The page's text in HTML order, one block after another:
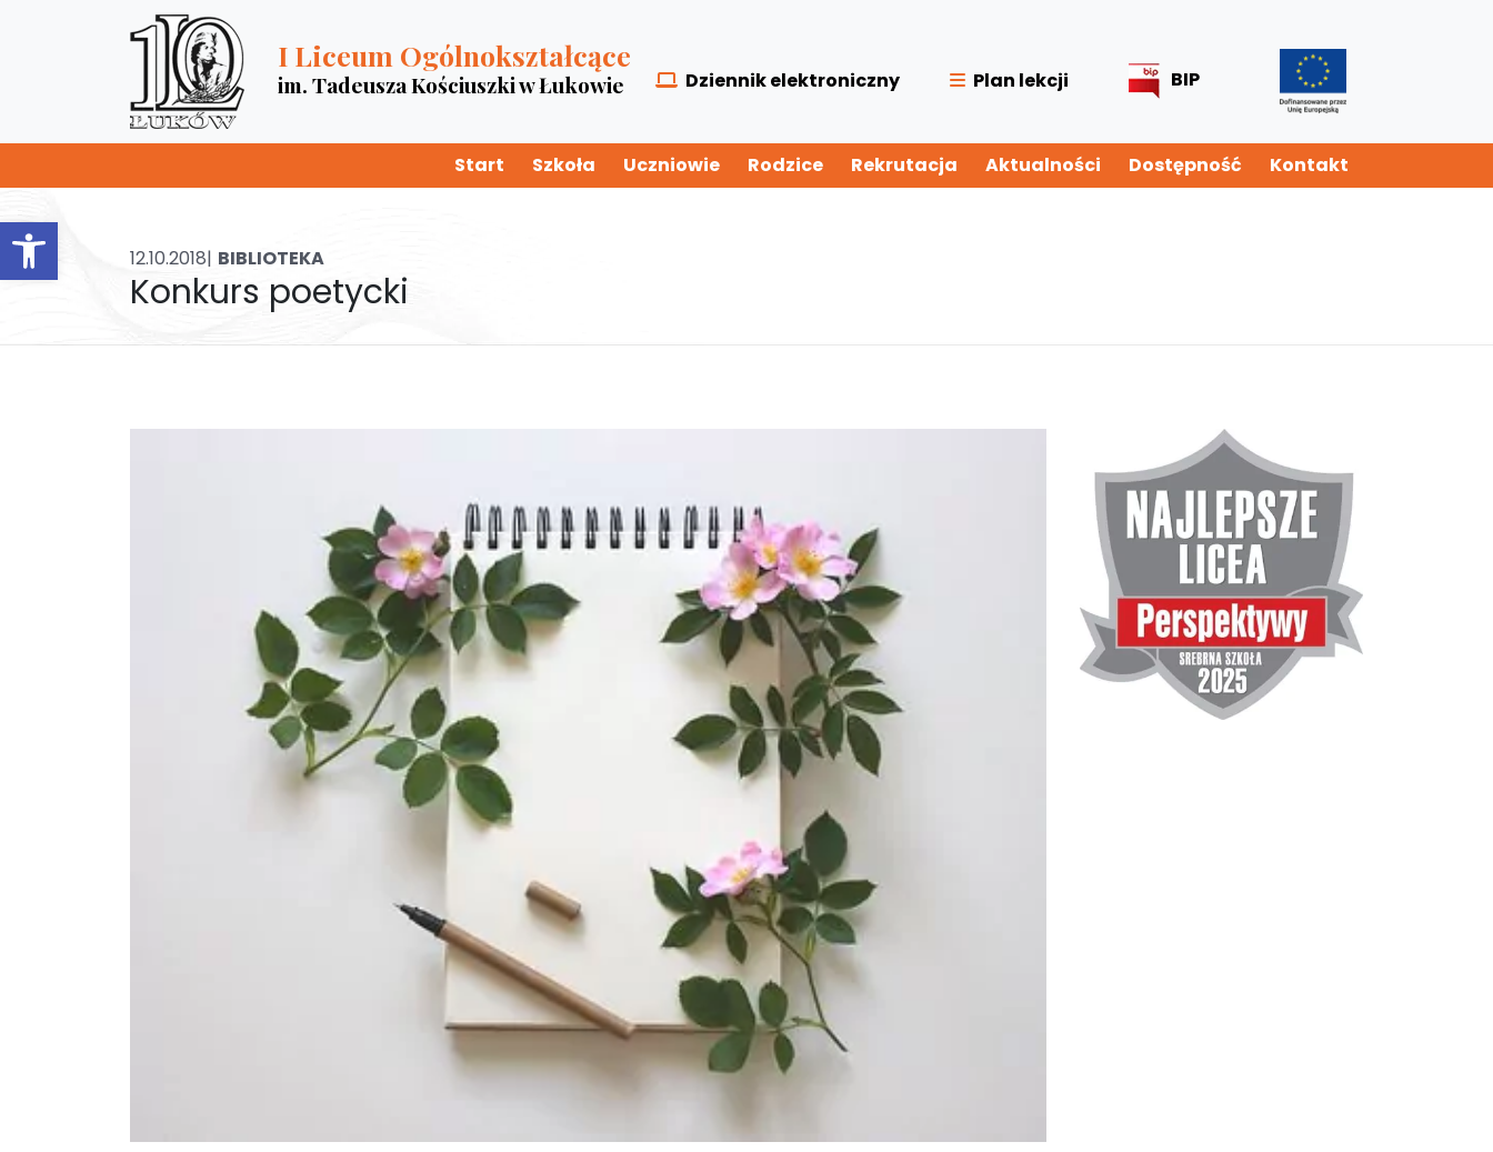
Otwórz pasek narzędzi
I Liceum Ogólnokształcące
im. Tadeusza Kościuszki w Łukowie Dziennik elektroniczny Plan lekcji BIP
Start Szkoła Uczniowie Rodzice Rekrutacja Aktualności Dostępność Kontakt
12.10.2018| BIBLIOTEKA
Konkurs poetycki